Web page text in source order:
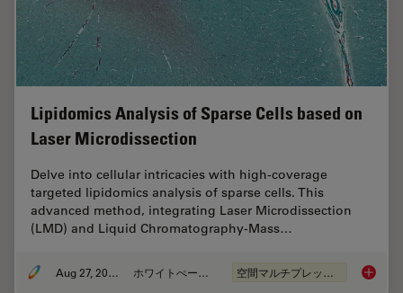
Lipidomics Analysis of Sparse Cells based on
Laser Microdissection
Delve into cellular intricacies with high-coverage
targeted lipidomics analysis of sparse cells. This
advanced method, integrating Laser Microdissection
(LMD) and Liquid Chromatography-Mass…
Aug 27, 2024 ホワイトぺーパー 空間マルチプレックス